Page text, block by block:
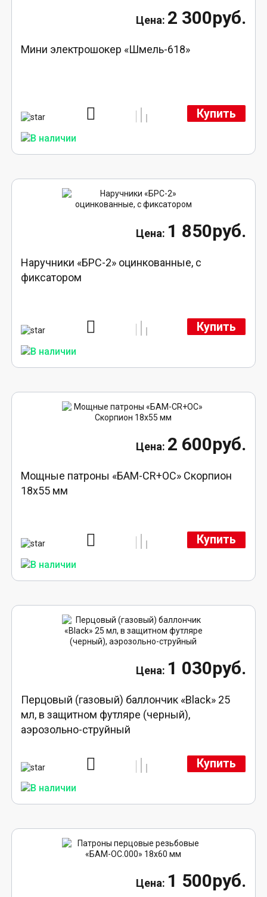
2 300руб.
Мини электрошокер «Шмель-618»
Купить
1 850руб.
Наручники «БРС-2» оцинкованные, с
фиксатором
Купить
2 600руб.
Мощные патроны «БАМ-CR+ОС» Скорпион
18х55 мм
Купить
1 030руб.
Перцовый (газовый) баллончик «Black» 25
мл, в защитном футляре (черный),
аэрозольно-струйный
Купить
1 500руб.